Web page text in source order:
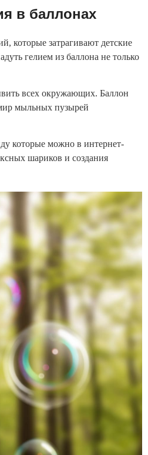
в баллонах
которые затрагивают детские
гелием из баллона не только
всех окружающих. Баллон
мыльных пузырей
которые можно в интернет-
шариков и создания